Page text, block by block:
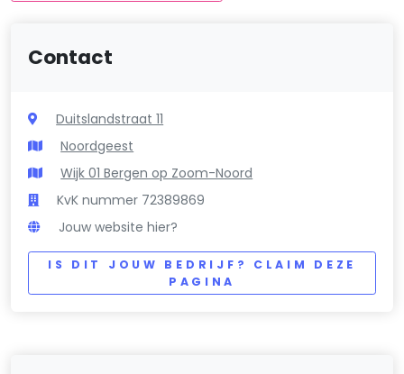
Contact
Duitslandstraat 11
Noordgeest
Wijk 01 Bergen op Zoom-Noord
KvK nummer 72389869
Jouw website hier?
IS DIT JOUW BEDRIJF? CLAIM DEZE
PAGINA